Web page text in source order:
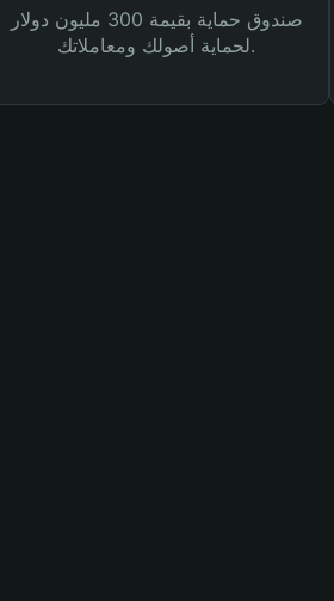
صندوق حماية بقيمة 300 مليون دولار
لحماية أصولك ومعاملاتك.